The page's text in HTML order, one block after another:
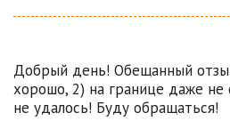
Добрый день! Обещанный
хорошо, 2) на границе даже не
не удалось! Буду обращаться!